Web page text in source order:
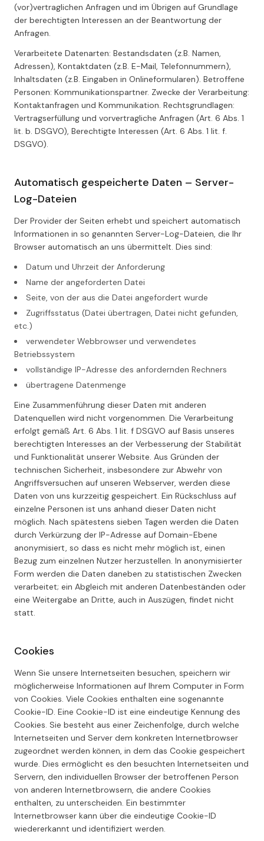
(vor)vertraglichen Anfragen und im Übrigen auf Grundlage
der berechtigten Interessen an der Beantwortung der
Anfragen.
Verarbeitete Datenarten: Bestandsdaten (z.B. Namen,
Adressen), Kontaktdaten (z.B. E-Mail, Telefonnummern),
Inhaltsdaten (z.B. Eingaben in Onlineformularen). Betroffene
Personen: Kommunikationspartner. Zwecke der Verarbeitung:
Kontaktanfragen und Kommunikation. Rechtsgrundlagen:
Vertragserfüllung und vorvertragliche Anfragen (Art. 6 Abs. 1
lit. b. DSGVO), Berechtigte Interessen (Art. 6 Abs. 1 lit. f.
DSGVO).
Automatisch gespeicherte Daten – Server-
Log-Dateien
Der Provider der Seiten erhebt und speichert automatisch
Informationen in so genannten Server-Log-Dateien, die Ihr
Browser automatisch an uns übermittelt. Dies sind:
Datum und Uhrzeit der Anforderung
Name der angeforderten Datei
Seite, von der aus die Datei angefordert wurde
Zugriffsstatus (Datei übertragen, Datei nicht gefunden,
etc.)
verwendeter Webbrowser und verwendetes
Betriebssystem
vollständige IP-Adresse des anfordernden Rechners
übertragene Datenmenge
Eine Zusammenführung dieser Daten mit anderen
Datenquellen wird nicht vorgenommen. Die Verarbeitung
erfolgt gemäß Art. 6 Abs. 1 lit. f DSGVO auf Basis unseres
berechtigten Interesses an der Verbesserung der Stabilität
und Funktionalität unserer Website. Aus Gründen der
technischen Sicherheit, insbesondere zur Abwehr von
Angriffsversuchen auf unseren Webserver, werden diese
Daten von uns kurzzeitig gespeichert. Ein Rückschluss auf
einzelne Personen ist uns anhand dieser Daten nicht
möglich. Nach spätestens sieben Tagen werden die Daten
durch Verkürzung der IP-Adresse auf Domain-Ebene
anonymisiert, so dass es nicht mehr möglich ist, einen
Bezug zum einzelnen Nutzer herzustellen. In anonymisierter
Form werden die Daten daneben zu statistischen Zwecken
verarbeitet; ein Abgleich mit anderen Datenbeständen oder
eine Weitergabe an Dritte, auch in Auszügen, findet nicht
statt.
Cookies
Wenn Sie unsere Internetseiten besuchen, speichern wir
möglicherweise Informationen auf Ihrem Computer in Form
von Cookies. Viele Cookies enthalten eine sogenannte
Cookie-ID. Eine Cookie-ID ist eine eindeutige Kennung des
Cookies. Sie besteht aus einer Zeichenfolge, durch welche
Internetseiten und Server dem konkreten Internetbrowser
zugeordnet werden können, in dem das Cookie gespeichert
wurde. Dies ermöglicht es den besuchten Internetseiten und
Servern, den individuellen Browser der betroffenen Person
von anderen Internetbrowsern, die andere Cookies
enthalten, zu unterscheiden. Ein bestimmter
Internetbrowser kann über die eindeutige Cookie-ID
wiedererkannt und identifiziert werden.